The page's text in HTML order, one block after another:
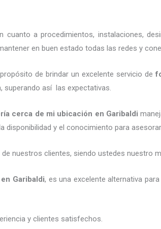
a procedimientos, instalaciones,
en buen estado todas las redes y
de brindar un excelente servicio de
así las expectativas.
cerca de mi ubicación en Garibaldi
y el conocimiento para
nuestros clientes, siendo ustedes nuestro
en Garibaldi, es una excelente alternativa
y clientes satisfechos.